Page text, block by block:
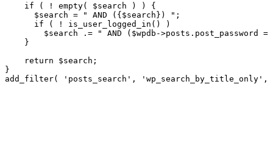
    if ( ! empty( $search ) ) {
      $search = " AND ({$search}) ";
      if ( ! is_user_logged_in() )
$search .= " AND ($wpdb->posts.post_password =
    }
    return $search;
}